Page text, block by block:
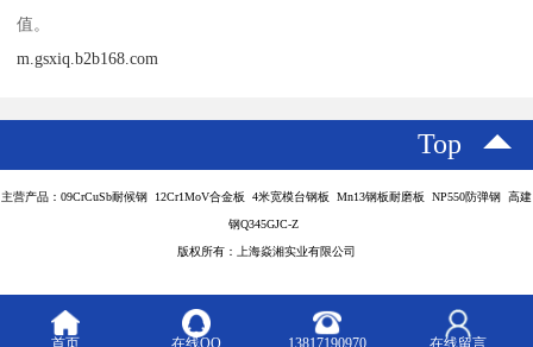
值。
m.gsxiq.b2b168.com
Top
主营产品：09CrCuSb耐候钢 12Cr1MoV合金板 4米宽模台钢板 Mn13钢板耐磨板 NP550防弹钢 高建
钢Q345GJC-Z
版权所有：上海焱湘实业有限公司
首页 在线QQ 13817190970 在线留言